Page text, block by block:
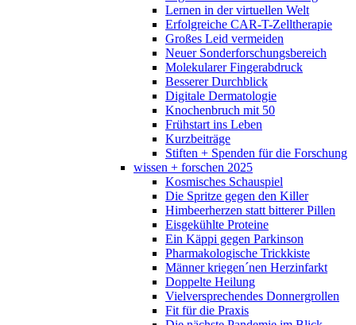
Lernen in der virtuellen Welt
Erfolgreiche CAR-T-Zelltherapie
Großes Leid vermeiden
Neuer Sonderforschungsbereich
Molekularer Fingerabdruck
Besserer Durchblick
Digitale Dermatologie
Knochenbruch mit 50
Frühstart ins Leben
Kurzbeiträge
Stiften + Spenden für die Forschung
wissen + forschen 2025
Kosmisches Schauspiel
Die Spritze gegen den Killer
Himbeerherzen statt bitterer Pillen
Eisgekühlte Proteine
Ein Käppi gegen Parkinson
Pharmakologische Trickkiste
Männer kriegen´nen Herzinfarkt
Doppelte Heilung
Vielversprechendes Donnergrollen
Fit für die Praxis